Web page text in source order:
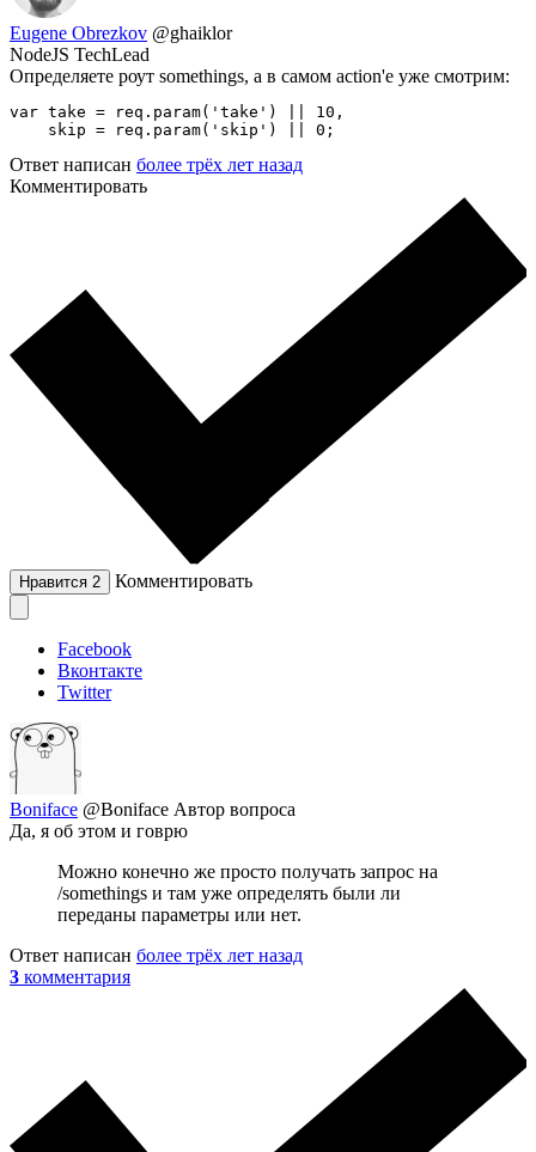
Eugene Obrezkov @ghaiklor
NodeJS TechLead
Определяете роут somethings, а в самом action'е уже смотрим:
var take = req.param('take') || 10,
    skip = req.param('skip') || 0;
Ответ написан более трёх лет назад
Комментировать
Нравится 2 Комментировать
Facebook
Вконтакте
Twitter
Boniface @Boniface Автор вопроса
Да, я об этом и говрю
Можно конечно же просто получать запрос на
/somethings и там уже определять были ли
переданы параметры или нет.
Ответ написан более трёх лет назад
3 комментария